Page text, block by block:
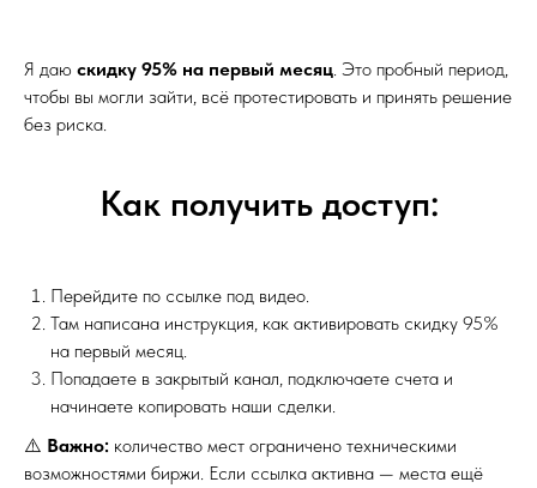
Я даю скидку 95% на первый месяц. Это пробный период,
чтобы вы могли зайти, всё протестировать и принять решение
без риска.
Как получить доступ:
Перейдите по ссылке под видео.
Там написана инструкция, как активировать скидку 95%
на первый месяц.
Попадаете в закрытый канал, подключаете счета и
начинаете копировать наши сделки.
⚠️ Важно: количество мест ограничено техническими
возможностями биржи. Если ссылка активна — места ещё